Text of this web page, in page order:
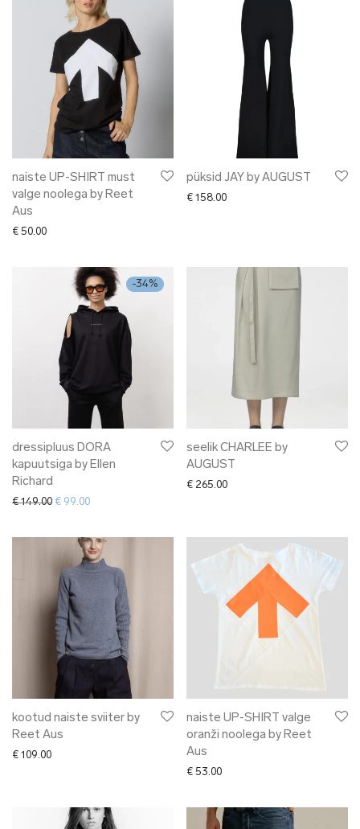
naiste UP-SHIRT must
valge noolega by Reet
Aus
€ 50.00
püksid JAY by AUGUST
€ 158.00
-34%
dressipluus DORA
kapuutsiga by Ellen
Richard
€149.00 Algne hind oli: € 149.00.
€ 99.00Current price is: € 99.00.
seelik CHARLEE by
AUGUST
€ 265.00
kootud naiste sviiter by
Reet Aus
€ 109.00
naiste UP-SHIRT valge
oranži noolega by Reet
Aus
€ 53.00